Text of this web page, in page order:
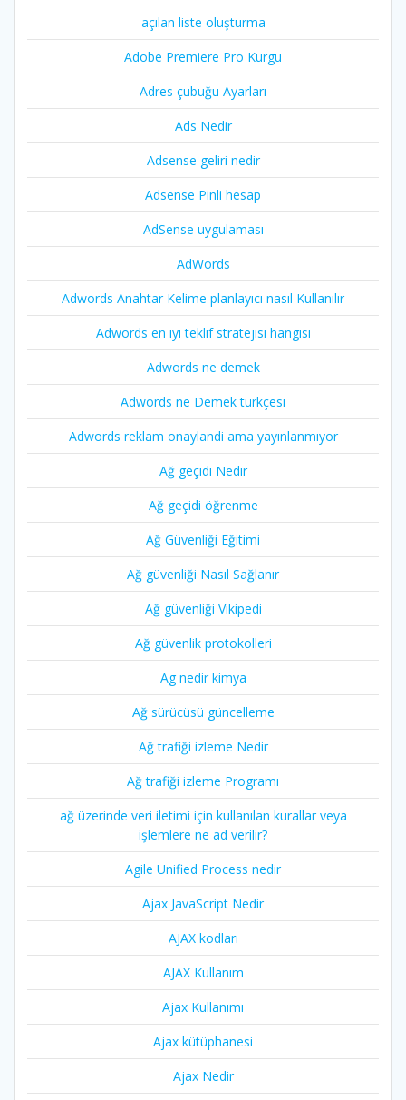
açılan liste oluşturma
Adobe Premiere Pro Kurgu
Adres çubuğu Ayarları
Ads Nedir
Adsense geliri nedir
Adsense Pinli hesap
AdSense uygulaması
AdWords
Adwords Anahtar Kelime planlayıcı nasıl Kullanılır
Adwords en iyi teklif stratejisi hangisi
Adwords ne demek
Adwords ne Demek türkçesi
Adwords reklam onaylandi ama yayınlanmıyor
Ağ geçidi Nedir
Ağ geçidi öğrenme
Ağ Güvenliği Eğitimi
Ağ güvenliği Nasıl Sağlanır
Ağ güvenliği Vikipedi
Ağ güvenlik protokolleri
Ag nedir kimya
Ağ sürücüsü güncelleme
Ağ trafiği izleme Nedir
Ağ trafiği izleme Programı
ağ üzerinde veri iletimi için kullanılan kurallar veya
işlemlere ne ad verilir?
Agile Unified Process nedir
Ajax JavaScript Nedir
AJAX kodları
AJAX Kullanım
Ajax Kullanımı
Ajax kütüphanesi
Ajax Nedir